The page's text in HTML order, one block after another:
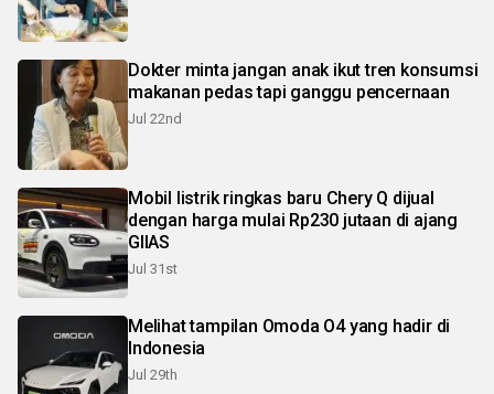
Dokter minta jangan anak ikut tren konsumsi
makanan pedas tapi ganggu pencernaan
Jul 22nd
Mobil listrik ringkas baru Chery Q dijual
dengan harga mulai Rp230 jutaan di ajang
GIIAS
Jul 31st
Melihat tampilan Omoda O4 yang hadir di
Indonesia
Jul 29th